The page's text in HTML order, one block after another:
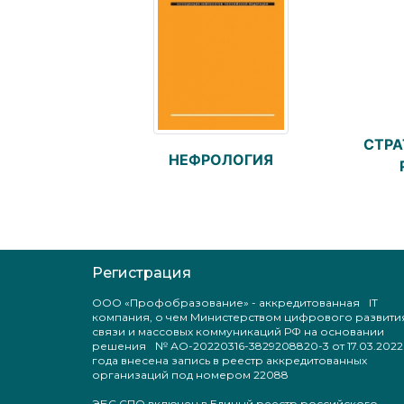
НЕФРОЛОГИЯ
Регистрация
ООО «Профобразование» - аккредитованная IT
компания, о чем Министерством цифрового
связи и массовых коммуникаций РФ на основании
решения № АО-20220316-3829208820-3 от 17.03.2022
года внесена запись в реестр аккредитованных
организаций под номером 22088